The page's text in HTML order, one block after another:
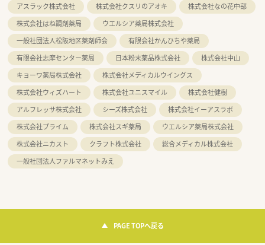
アスラック株式会社
株式会社クスリのアオキ
株式会社なの花中部
株式会社はね調剤薬局
ウエルシア薬局株式会社
一般社団法人松阪地区薬剤師会
有限会社かんひちや薬局
有限会社志摩センター薬局
日本粉末薬品株式会社
株式会社中山
キョーワ薬局株式会社
株式会社メディカルウイングス
株式会社ウィズハート
株式会社ユニスマイル
株式会社健樹
アルフレッサ株式会社
シーズ株式会社
株式会社イーアスラボ
株式会社プライム
株式会社スギ薬局
ウエルシア薬局株式会社
株式会社ニカスト
クラフト株式会社
総合メディカル株式会社
一般社団法人ファルマネットみえ
PAGE TOPへ戻る